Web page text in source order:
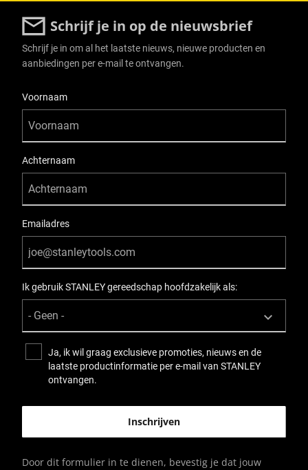
Schrijf je in op de nieuwsbrief
Schrijf je in om al het laatste nieuws, nieuwe producten en
aanbiedingen per e-mail te ontvangen.
Voornaam
Achternaam
Emailadres
Ik gebruik STANLEY gereedschap hoofdzakelijk als:
Ja, ik wil graag exclusieve promoties, nieuws en de
laatste productinformatie per e-mail van STANLEY
ontvangen.
Door dit formulier in te dienen, bevestig je dat jouw